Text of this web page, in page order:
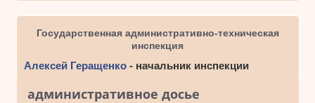
Государственная административно-техническая
инспекция
Алексей Геращенко- начальник инспекции
административное досье